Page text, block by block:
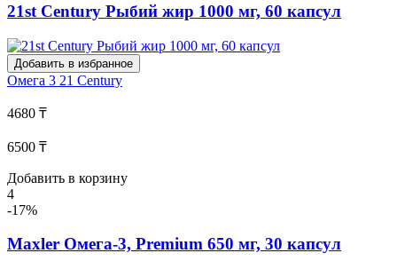
21st Century Рыбий жир 1000 мг, 60 капсул
Добавить в избранное
Омега 3 21 Century
4680 ₸
6500 ₸
Добавить в корзину
4
-17%
Maxler Омега-3, Premium 650 мг, 30 капсул